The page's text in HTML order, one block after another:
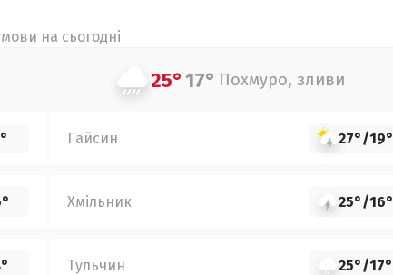
на сьогодні
25°17° Похмуро, зливи
Гайсин 27°/19°
Хмільник 25°/16°
Тульчин 25°/17°